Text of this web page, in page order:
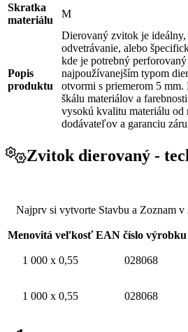
Skratka
materiálu
M
Popis
produktu
Dierovaný zvitok je
odvetrávanie, alebo
kde je potrebný
najpoužívanejším typom
otvormi s priemerom 5 mm.
škálu materiálov a
vysokú kvalitu materiálu od
dodávateľov a garanciu
Zvitok dierovaný -
Najprv si vytvorte Stavbu a Zoznam v
Menovitá veľkosť EAN číslo výrobku
1 000 x 0,55 028068
1 000 x 0,55 028068